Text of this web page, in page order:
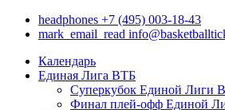
headphones +7 (495) 003-18-43
mark_email_read
Календарь
Единая Лига ВТБ
Суперкубок Единой Лиги
Финал плей-офф Единой